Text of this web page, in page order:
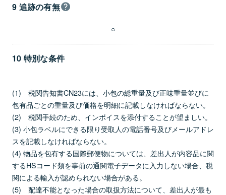
9 追跡の有無
○
10 特別な条件
(1) 税関告知書CN23には、小包の総重量及び正味重量並びに
包有品ごとの重量及び価格を明細に記載しなければならない。
(2) 税関手続のため、インボイスを添付することが望ましい。
(3) 小包ラベルにできる限り受取人の電話番号及びメールアドレ
スを記載しなければならない。
(4) 物品を包有する国際郵便物については、差出人が内容品に関
するHSコード類を事前の通関電子データに入力しない場合、税
関による輸入が認められない場合がある。
(5) 配達不能となった場合の取扱方法について、差出人が最も